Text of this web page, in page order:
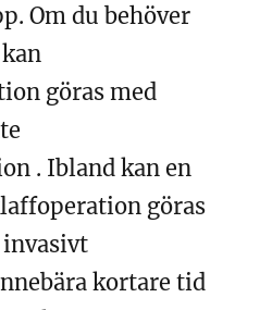
Om du behöver
göras med
. Ibland kan en
göras
kortare tid